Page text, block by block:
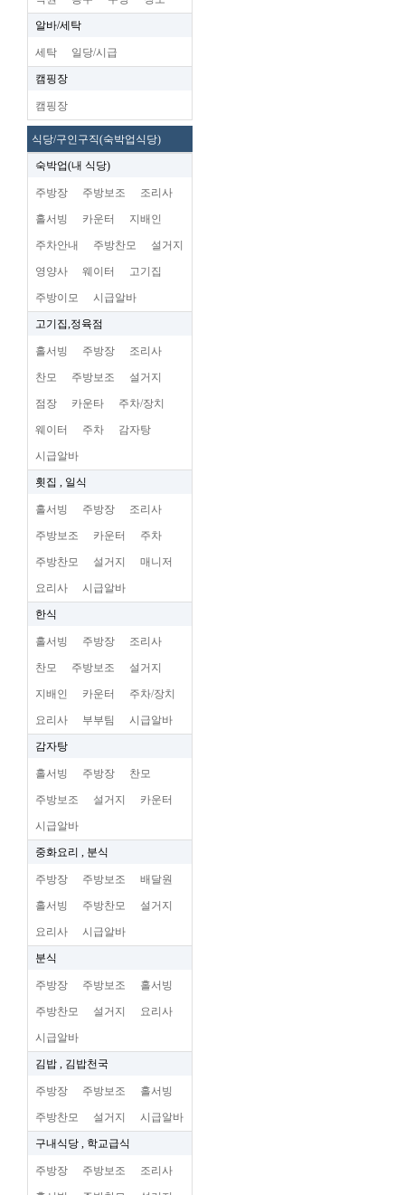
알바/세탁
세탁 일당/시급
캠핑장
캠핑장
식당/구인구직(숙박업식당)
숙박업(내 식당)
주방장 주방보조 조리사
홀서빙 카운터 지배인
주차안내 주방찬모 설거지
영양사 웨이터 고기집
주방이모 시급알바
고기집,정육점
홀서빙 주방장 조리사
찬모 주방보조 설거지
점장 카운타 주차/장치
웨이터 주차 감자탕
시급알바
횟집 , 일식
홀서빙 주방장 조리사
주방보조 카운터 주차
주방찬모 설거지 매니저
요리사 시급알바
한식
홀서빙 주방장 조리사
찬모 주방보조 설거지
지배인 카운터 주차/장치
요리사 부부팀 시급알바
감자탕
홀서빙 주방장 찬모
주방보조 설거지 카운터
시급알바
중화요리 , 분식
주방장 주방보조 배달원
홀서빙 주방찬모 설거지
요리사 시급알바
분식
주방장 주방보조 홀서빙
주방찬모 설거지 요리사
시급알바
김밥 , 김밥천국
주방장 주방보조 홀서빙
주방찬모 설거지 시급알바
구내식당 , 학교급식
주방장 주방보조 조리사